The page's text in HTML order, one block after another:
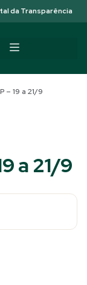
da Transparência
– 19 a 21/9
a 21/9